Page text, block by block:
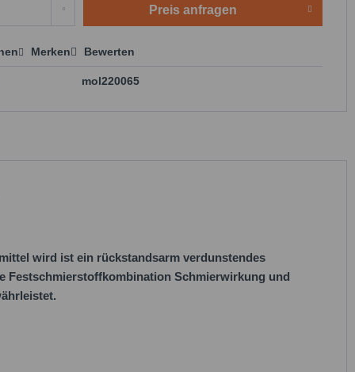
Preis anfragen
Merken Bewerten
mol220065
wird ist ein rückstandsarm verdunstendes
Festschmierstoffkombination Schmierwirkung und